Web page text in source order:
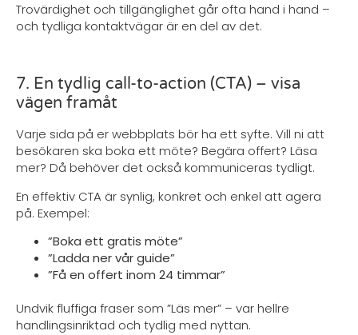
Trovärdighet och tillgänglighet går ofta hand i hand –
och tydliga kontaktvägar är en del av det.
7. En tydlig call-to-action (CTA) – visa
vägen framåt
Varje sida på er webbplats bör ha ett syfte. Vill ni att
besökaren ska boka ett möte? Begära offert? Läsa
mer? Då behöver det också kommuniceras tydligt.
En effektiv CTA är synlig, konkret och enkel att agera
på. Exempel:
”Boka ett gratis möte”
”Ladda ner vår guide”
”Få en offert inom 24 timmar”
Undvik fluffiga fraser som ”Läs mer” – var hellre
handlingsinriktad och tydlig med nyttan.